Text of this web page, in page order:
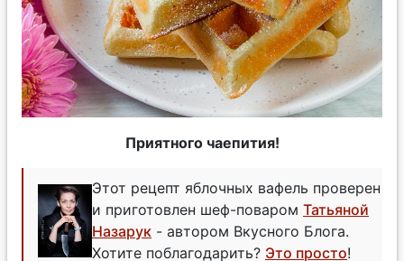
Приятного чаепития!
Этот рецепт яблочных вафель проверен
и приготовлен шеф-поваром Татьяной
Назарук - автором Вкусного Блога.
Хотите поблагодарить? Это просто!